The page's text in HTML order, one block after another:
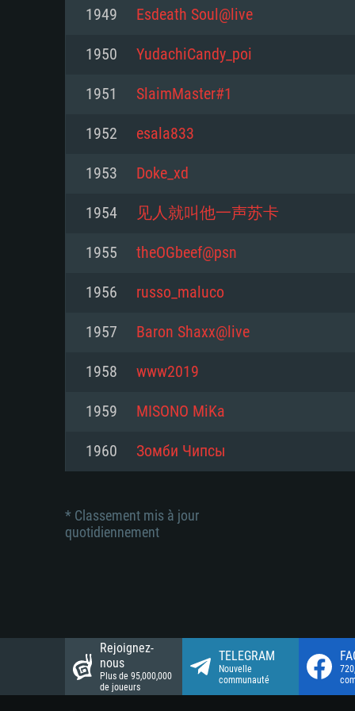
Minimum
Mémoire: 4 GB
Carte graphique supportant
Radeon 77XX / NVIDIA GeForce
résolution minimale supportée
Disque dur: 23.1 Go (client
Minimum
processeurs Intel Xeon ne sont
Mémoire: 6 GB
Carte graphique: Intel Iris Pro
analogue AMD/Nvidia. La
Disque dur: 62,2 Go (client
Minimum
modernes
Processeur: Dual-Core 2.4 GHz
Mémoire: 4 GB
Carte graphique: NVIDIA 660
drivers (moins de 6 mois) / de
de 720p)
Connection: Connexion Internet
Disque dur: 62,2 Go (client
1949 Esdeath Soul@live
1950 YudachiCandy_poi
1951 SlaimMaster#1
1952 esala833
1953 Doke_xd
1954 见人就叫他一声苏卡
1955 theOGbeef@psn
1956 russo_maluco
1957 Baron Shaxx@live
1958 www2019
1959 MISONO MiKa
1960 Зомби Чипсы
* Classement mis à jour
quotidiennement
Rejoignez-
nous
Plus de 95,000,000
de joueurs
TELEGRAM
Nouvelle
communauté